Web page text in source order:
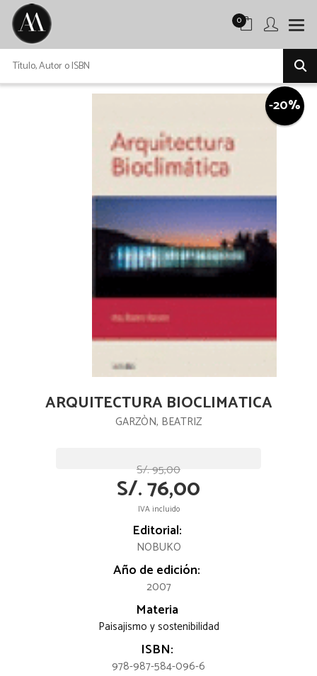
0
-20%
ARQUITECTURA BIOCLIMATICA
GARZÒN, BEATRIZ
S/. 95,00
S/. 76,00
IVA incluido
Editorial:
NOBUKO
Año de edición:
2007
Materia
Paisajismo y sostenibilidad
ISBN:
978-987-584-096-6